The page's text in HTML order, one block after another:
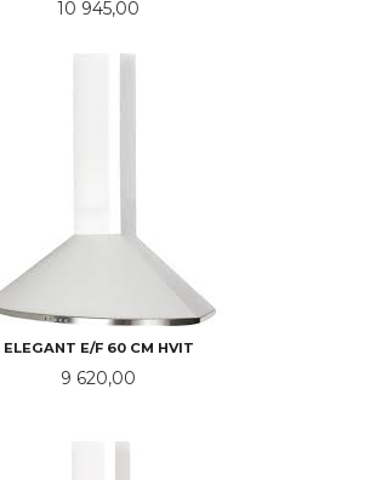
Pris
10 945,00
ELEGANT E/F 60 CM HVIT
Pris
9 620,00